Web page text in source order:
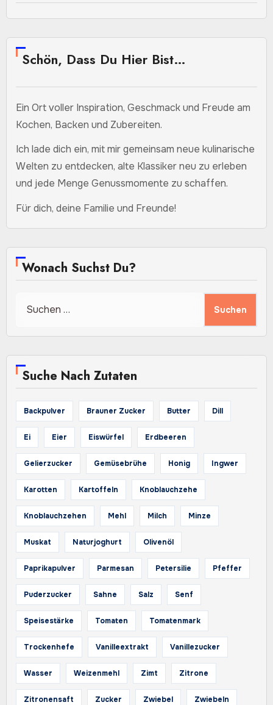
Schön, Dass Du Hier Bist…
Ein Ort voller Inspiration, Geschmack und Freude am
Kochen, Backen und Zubereiten.
Ich lade dich ein, mit mir gemeinsam neue kulinarische
Welten zu entdecken, alte Klassiker neu zu erleben
und jede Menge Genussmomente zu schaffen.
Für dich, deine Familie und Freunde!
Wonach Suchst Du?
Suche Nach Zutaten
Backpulver Brauner Zucker Butter Dill
Ei Eier Eiswürfel Erdbeeren
Gelierzucker Gemüsebrühe Honig Ingwer
Karotten Kartoffeln Knoblauchzehe
Knoblauchzehen Mehl Milch Minze
Muskat Naturjoghurt Olivenöl
Paprikapulver Parmesan Petersilie Pfeffer
Puderzucker Sahne Salz Senf
Speisestärke Tomaten Tomatenmark
Trockenhefe Vanilleextrakt Vanillezucker
Wasser Weizenmehl Zimt Zitrone
Zitronensaft Zucker Zwiebel Zwiebeln